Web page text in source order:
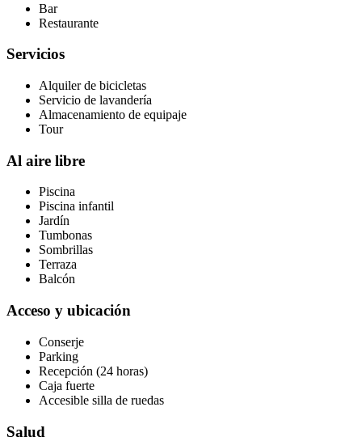
Bar
Restaurante
Servicios
Alquiler de bicicletas
Servicio de lavandería
Almacenamiento de equipaje
Tour
Al aire libre
Piscina
Piscina infantil
Jardín
Tumbonas
Sombrillas
Terraza
Balcón
Acceso y ubicación
Conserje
Parking
Recepción (24 horas)
Caja fuerte
Accesible silla de ruedas
Salud